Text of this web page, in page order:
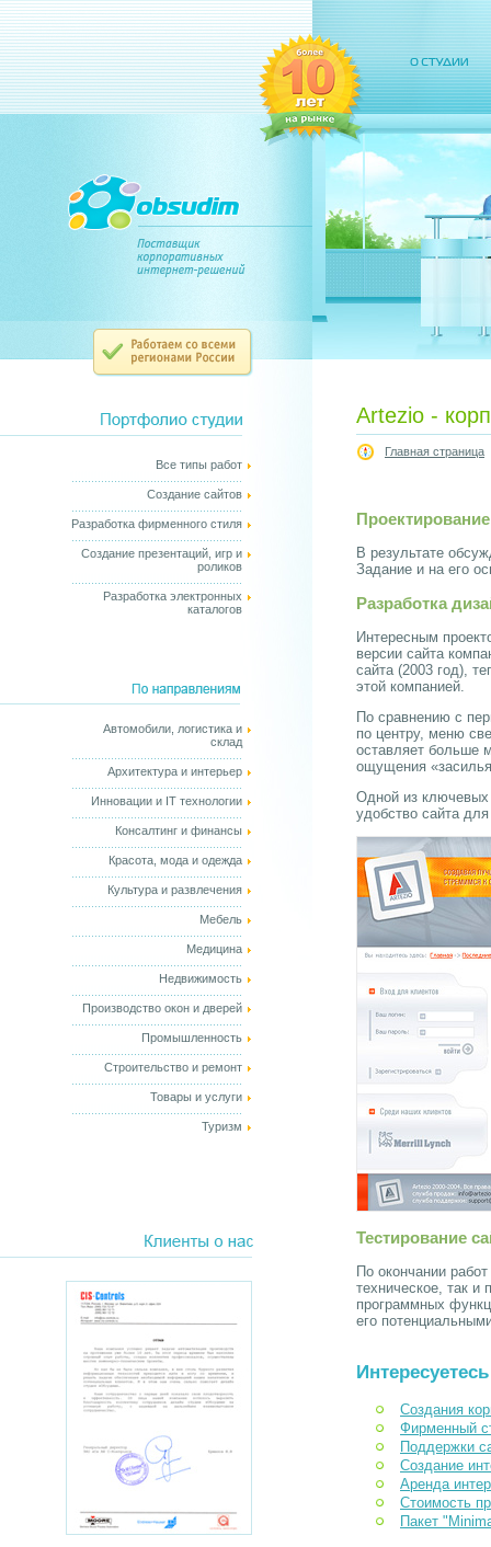
Все типы работ
Создание сайтов
Разработка фирменного стиля
Создание презентаций, игр и
роликов
Разработка электронных
каталогов
Автомобили, логистика и
склад
Архитектура и интерьер
Инновации и IT технологии
Консалтинг и финансы
Красота, мода и одежда
Культура и развлечения
Мебель
Медицина
Недвижимость
Производство окон и дверей
Промышленность
Строительство и ремонт
Товары и услуги
Туризм
Artezio -
Главная страница
Проектирование
В результате
Задание и на его
Разработка
Интересным
версии сайта
сайта (2003 год),
этой компанией.
По сравнению с
по центру, меню
оставляет больше
ощущения
Одной из ключевых
удобство сайта
Тестирование
По окончании
техническое, так и
программных
его
Создания
Фирменный
Поддержки
Создание
Аренда
Стоимость
Пакет